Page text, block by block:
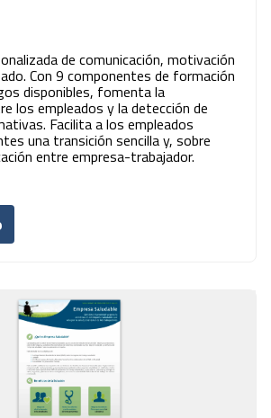
de comunicación, motivación
Con 9 componentes de formación
disponibles, fomenta la
los empleados y la detección de
Facilita a los empleados
una transición sencilla y, sobre
entre empresa-trabajador.